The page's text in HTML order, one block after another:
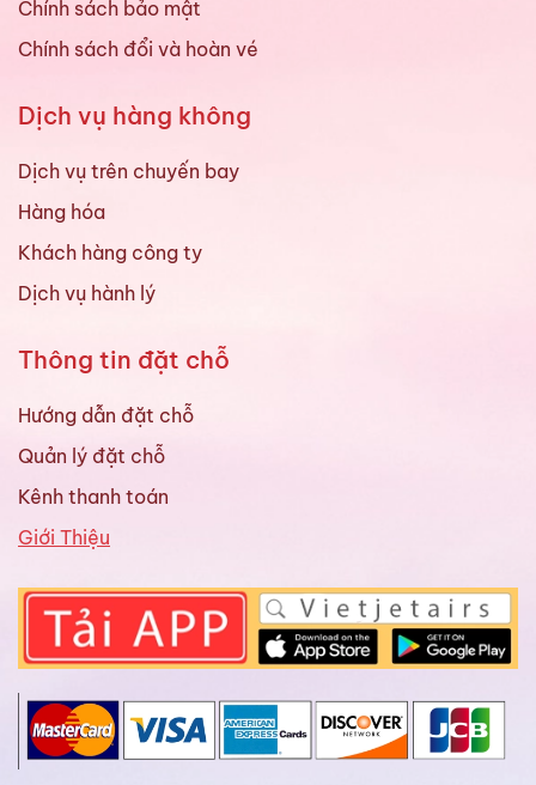
Chính sách bảo mật
Chính sách đổi và hoàn vé
Dịch vụ hàng không
Dịch vụ trên chuyến bay
Hàng hóa
Khách hàng công ty
Dịch vụ hành lý
Thông tin đặt chỗ
Hướng dẫn đặt chỗ
Quản lý đặt chỗ
Kênh thanh toán
Giới Thiệu